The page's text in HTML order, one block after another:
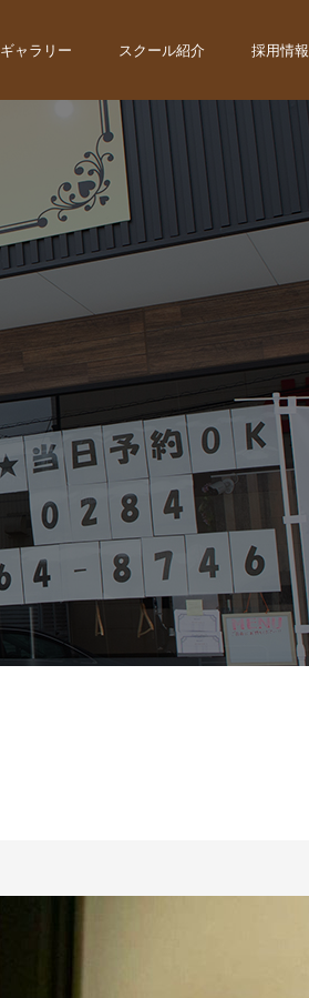
ギャラリー スクール紹介 採用情報